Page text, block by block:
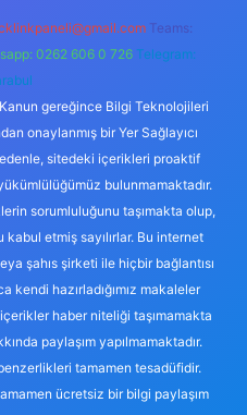
Teams:
0262 606 0 726 Telegram:
Kanun gereğince Bilgi Teknolojileri
onaylanmış bir Yer Sağlayıcı
sitedeki içerikleri proaktif
bulunmamaktadır.
sorumluluğunu taşımakta olup,
etmiş sayılırlar. Bu internet
şahıs şirketi ile hiçbir bağlantısı
kendi hazırladığımız makaleler
haber niteliği taşımamakta
paylaşım yapılmamaktadır.
tamamen tesadüfidir.
ücretsiz bir bilgi paylaşım